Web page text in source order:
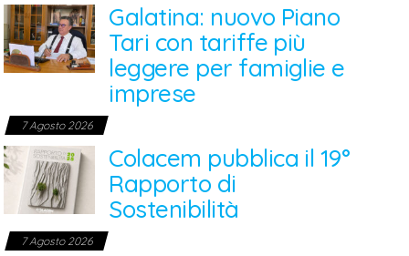
Galatina: nuovo Piano
Tari con tariffe più
leggere per famiglie e
imprese
7 Agosto 2026
Colacem pubblica il 19°
Rapporto di
Sostenibilità
7 Agosto 2026